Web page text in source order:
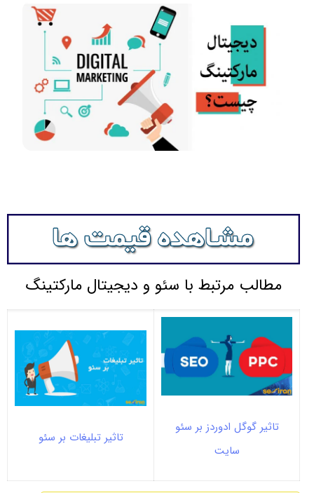
مطالب مرتبط با سئو و دیجیتال مارکتینگ
تاثیر گوگل ادوردز بر سئو
سایت
تاثیر تبلیغات بر سئو